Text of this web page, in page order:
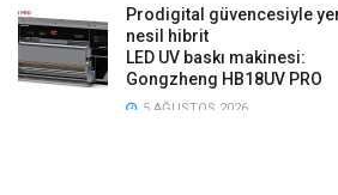
Prodigital güvencesiyle
nesil hibrit
LED UV baskı makinesi:
Gongzheng HB18UV PRO
5 AĞUSTOS 2026